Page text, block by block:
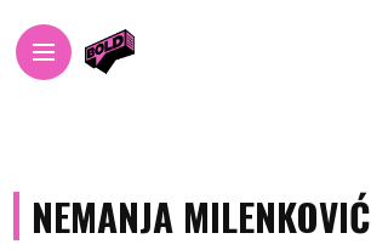
NEMANJA MILENKOVIĆ